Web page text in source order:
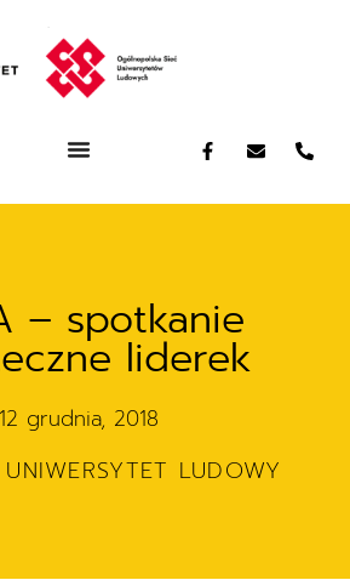
– spotkanie
liderek
12 grudnia, 2018
UNIWERSYTET LUDOWY